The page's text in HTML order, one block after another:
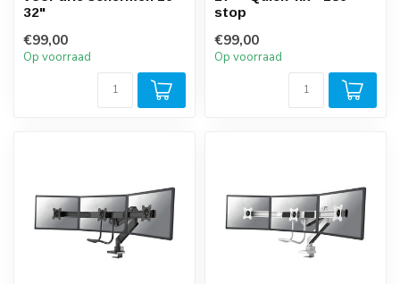
32"
€99,00
Op voorraad
stop
€99,00
Op voorraad